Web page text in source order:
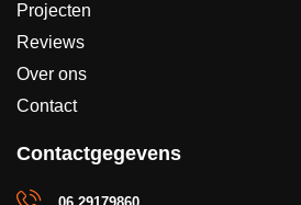
Projecten
Reviews
Over ons
Contact
Contactgegevens